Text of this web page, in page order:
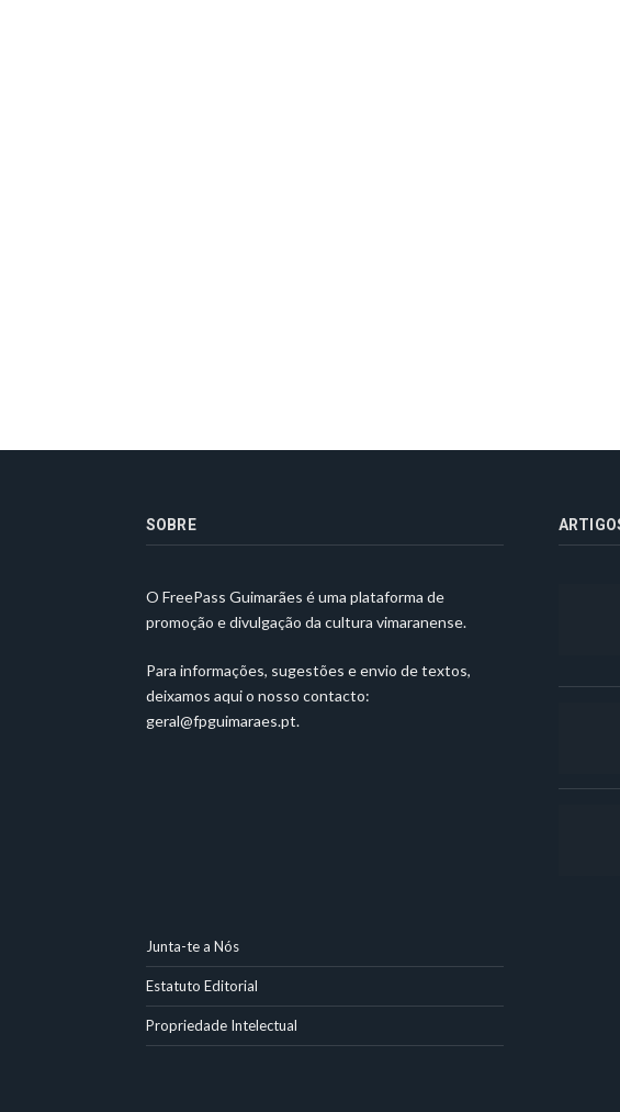
SOBRE
O FreePass Guimarães é uma plataforma de
promoção e divulgação da cultura vimaranense.
Para informações, sugestões e envio de textos,
deixamos aqui o nosso contacto:
geral@fpguimaraes.pt.
Junta-te a Nós
Estatuto Editorial
Propriedade Intelectual